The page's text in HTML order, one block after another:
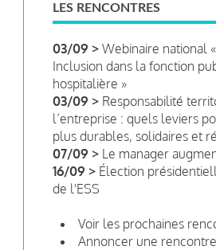
LES RENCONTRES
03/09 > Webinaire national
Inclusion dans la fonction
hospitalière »
03/09 > Responsabilité
l’entreprise : quels leviers
plus durables, solidaires et
07/09 > Le manager
16/09 > Élection
de l'ESS
Voir les prochaines
Annoncer une rencontre